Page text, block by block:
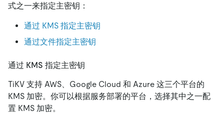
式之一来指定主密钥：
通过 KMS 指定主密钥
通过文件指定主密钥
通过 KMS 指定主密钥
TiKV 支持 AWS、Google Cloud 和 Azure 这三个平台的
KMS 加密。你可以根据服务部署的平台，选择其中之一配
置 KMS 加密。